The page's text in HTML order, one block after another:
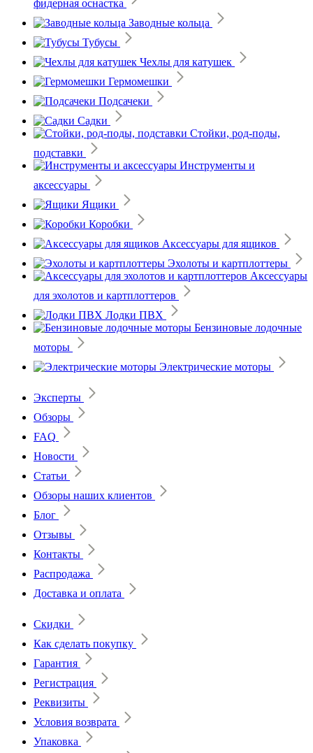
фидерная оснастка
Заводные кольца
Тубусы
Чехлы для катушек
Гермомешки
Подсачеки
Садки
Стойки, род-поды,
подставки
Инструменты и
аксессуары
Ящики
Коробки
Аксессуары для ящиков
Эхолоты и картплоттеры
Аксессуары
для эхолотов и картплоттеров
Лодки ПВХ
Бензиновые лодочные
моторы
Электрические моторы
Эксперты
Обзоры
FAQ
Новости
Статьи
Обзоры наших клиентов
Блог
Отзывы
Контакты
Распродажа
Доставка и оплата
Скидки
Как сделать покупку
Гарантия
Регистрация
Реквизиты
Условия возврата
Упаковка